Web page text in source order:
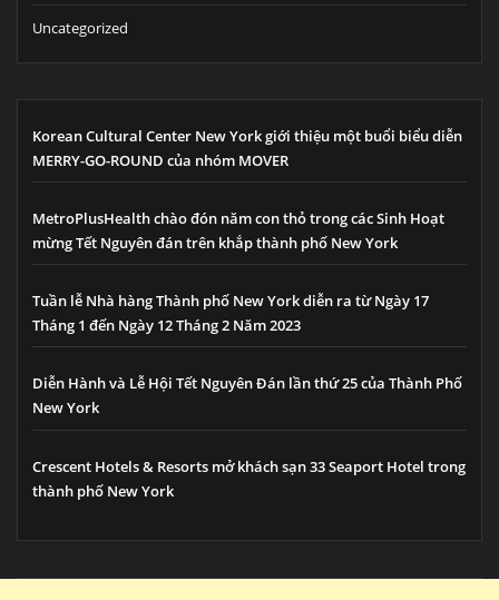
Uncategorized
Korean Cultural Center New York giới thiệu một buổi biểu diễn
MERRY-GO-ROUND của nhóm MOVER
MetroPlusHealth chào đón năm con thỏ trong các Sinh Hoạt
mừng Tết Nguyên đán trên khắp thành phố New York
Tuần lễ Nhà hàng Thành phố New York diễn ra từ Ngày 17
Tháng 1 đến Ngày 12 Tháng 2 Năm 2023
Diễn Hành và Lễ Hội Tết Nguyên Đán lần thứ 25 của Thành Phố
New York
Crescent Hotels & Resorts mở khách sạn 33 Seaport Hotel trong
thành phố New York